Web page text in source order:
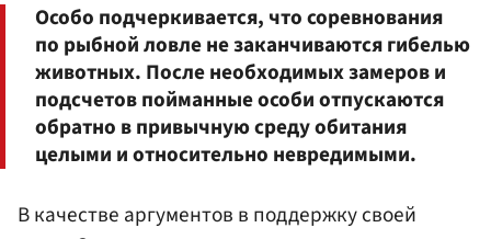
Особо подчеркивается, что соревнования
по рыбной ловле не заканчиваются гибелью
животных. После необходимых замеров и
подсчетов пойманные особи отпускаются
обратно в привычную среду обитания
целыми и относительно невредимыми.
В качестве аргументов в поддержку своей